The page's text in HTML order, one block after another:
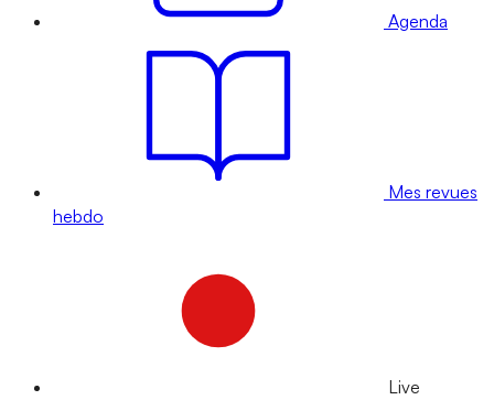
Agenda
Mes revues
hebdo
Live